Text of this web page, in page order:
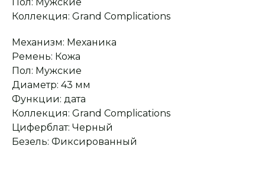
Коллекция: Grand Complications
Механизм: Механика
Ремень: Кожа
Пол: Мужские
Диаметр: 43 мм
Функции: дата
Коллекция: Grand Complications
Циферблат: Черный
Безель: Фиксированный
Сервисное
обслуживание
На все товары
распространяется
Реплики только